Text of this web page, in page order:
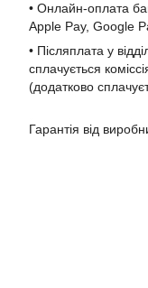
• Онлайн-оплата
Apple Pay, Google
• Післяплата у
сплачується
(додатково
Гарантія від